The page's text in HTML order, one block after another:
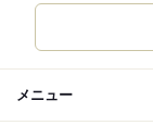
メニュー